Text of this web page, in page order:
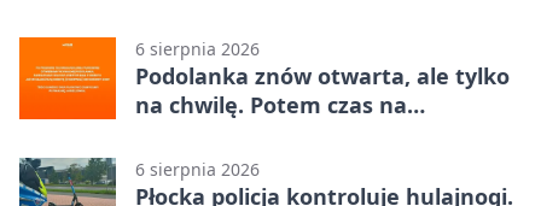
6 sierpnia 2026
Podolanka znów otwarta, ale tylko
na chwilę. Potem czas na
6 sierpnia 2026
Płocka policja kontroluje hulajnogi.